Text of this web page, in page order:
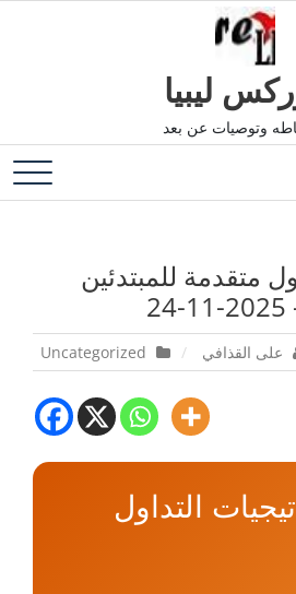
ليبيا
وتوصيات عن بعد
متقدمة للمبتدئين
على القذافي
Uncategorized
التداول